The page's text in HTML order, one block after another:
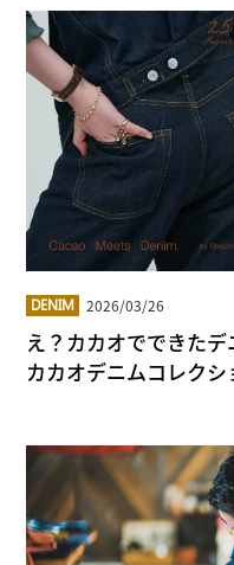
DENIM 2026/03/26
え？カカオでできた
カカオデニムコレクシ